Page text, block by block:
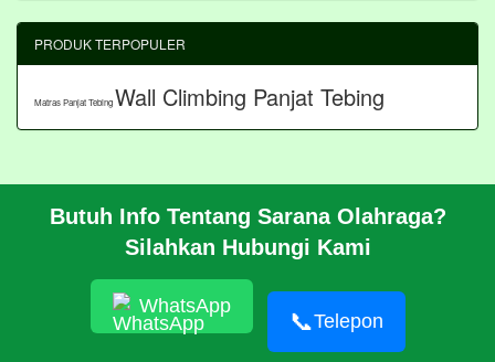
Butuh Info Tentang Sarana Olahraga?
Silahkan Hubungi Kami
WhatsApp
📞Telepon
PRODUK TERPOPULER
Matras Panjat TebingWall Climbing Panjat Tebing
CARA PESAN
HUBUNGI KAMI
Pembangunan Wall Climbing Di PPLP Banten